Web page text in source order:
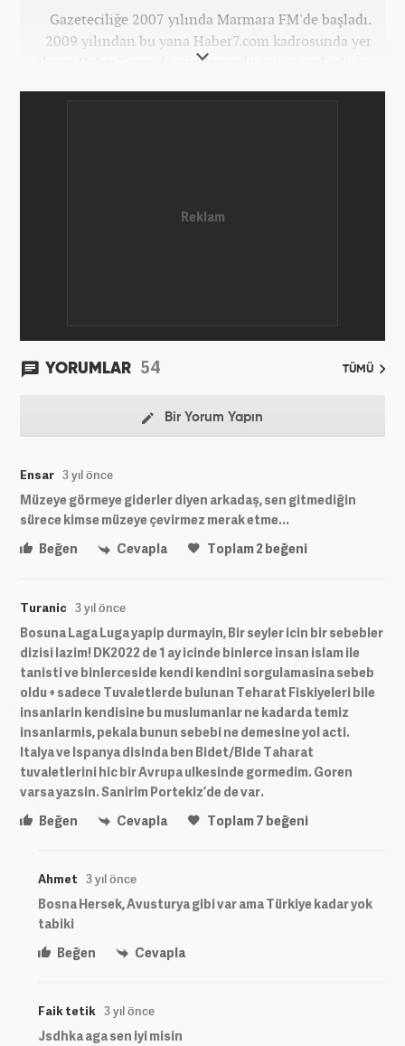
Gazeteciliğe 2007 yılında Marmara FM'de başladı.
2009 yılından bu yana Haber7.com kadrosunda yer
alıyor. Haber7.com'da gündem editörü, görsel editör,
YORUMLAR 54 TÜMÜ
Bir Yorum Yapın
Ensar 3 yıl önce
Müzeye görmeye giderler diyen arkadaş, sen gitmediğin
sürece kimse müzeye çevirmez merak etme...
Beğen
Cevapla Toplam2beğeni
Turanic 3 yıl önce
Bosuna Laga Luga yapip durmayin, Bir seyler icin bir sebebler
dizisi lazim! DK2022 de 1 ay icinde binlerce insan islam ile
tanisti ve binlerceside kendi kendini sorgulamasina sebeb
oldu + sadece Tuvaletlerde bulunan Teharat Fiskiyeleri bile
insanlarin kendisine bu muslumanlar ne kadarda temiz
insanlarmis, pekala bunun sebebi ne demesine yol acti.
Italya ve Ispanya disinda ben Bidet/Bide Taharat
tuvaletlerini hic bir Avrupa ulkesinde gormedim. Goren
varsa yazsin. Sanirim Portekiz’de de var.
Beğen
Cevapla Toplam7 beğeni
Ahmet 3 yıl önce
Bosna Hersek, Avusturya gibi var ama Türkiye kadar yok
tabiki
Beğen
Cevapla
Faik tetik 3 yıl önce
Jsdhka aga sen iyi misin